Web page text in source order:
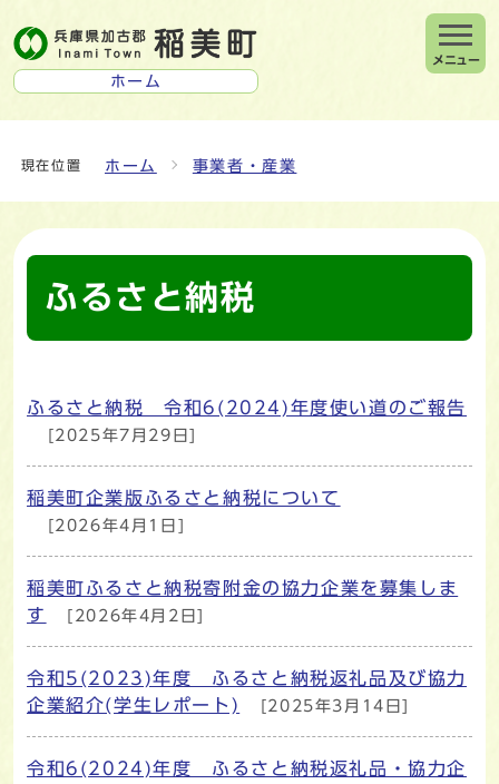
ホーム
メニュー
現在位置 ホーム 事業者・産業
ふるさと納税
メインメニュー
ふるさと納税 令和6(2024)年度使い道のご報告
[2025年7月29日]
稲美町企業版ふるさと納税について
[2026年4月1日]
稲美町ふるさと納税寄附金の協力企業を募集しま
す
[2026年4月2日]
令和5(2023)年度 ふるさと納税返礼品及び協力
企業紹介(学生レポート)
[2025年3月14日]
令和6(2024)年度 ふるさと納税返礼品・協力企